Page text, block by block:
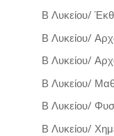
Β Λυκείου/
Β Λυκείου/
Β Λυκείου/
Β Λυκείου/
Β Λυκείου/
Β Λυκείου/